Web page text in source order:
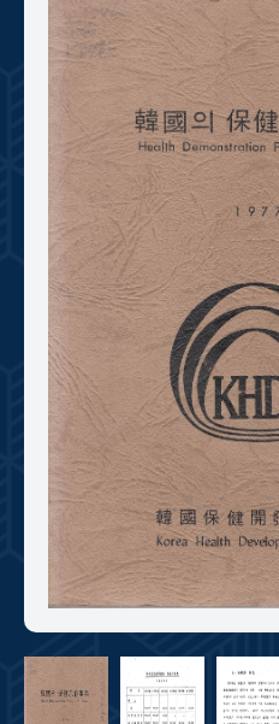
사진 아카이브 문서 기록물
주년 기념
성과 50선 숫자로 보는 50년
세계와 함께 한 KIHASA
VR 역사관